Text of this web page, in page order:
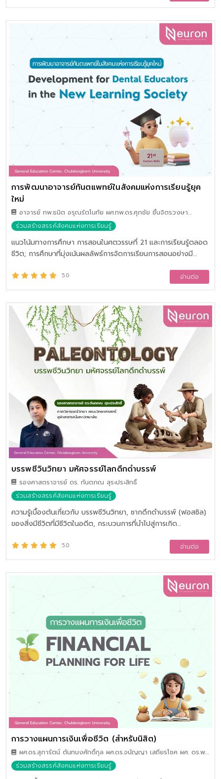
ที่เกี่ยวกับภาวะสุขภาพเด็ก การแปลผลข้อค้นพบเพื่อนำไปสู่การ
พบ ซึ่งเป็นเรื่องละเอียดอ่อนและผู้ปกครองหรือผู้ที่ต้องมีหน้าที่ดูแล
เด็กควรจะรู้ และสามารถนำไปใช้ประโยชน์ได้อย่างถูกต้องและ
การพัฒนาอาจารย์ทันตแพทย์ในสังคมแห่งการเรียนรู้ยุค
ใหม่
อาจารย์ ทพ.ธนิต อรุณรัตโนทัย ผศ.ทพ.ดร.ศุภชัย ชื่นจิตรวงษา
รศ.ดร.อติวงศ์ สุชาโต รศ.ทพญ.ดร.อัญชลี วัชรักษะ รศ.ทพญ.ดร.เก
ศกาญจน์ เกศวยุธ ผศ.พญ.ดร.ปองทอง ปูรานิธี รศ.พญ.นันทนา ศิริ
ทรัพย์ ผศ.ทพญ.เจนจิรา ถิระวัฒน์ นพ.สมรักษ์ สันติเบ็ญจกุล คุณอุบล
สาธิตะกร
ร่วมสร้างสรรค์สังคมแห่งการเรียนรู้
แนวโน้มทางการศึกษา การสอนในศตวรรษที่ 21 และการเรียนรู้ตลอด
ชีวิต; การศึกษาที่มุ่งเน้นผลลัพธ์การจัดการเรียนการสอนอย่างมี
ปฏิบัติ; การสอนแบบกลุ่มใหญ่และกลุ่มย่อย; การสอนทักษะปฏิบัติ;
การสอนทางคลินิก, การสะท้อนคิด, การตั้งคำถาม และการให้ข้อมูล
ในหลักสูตรการศึกษาวิชาชีพด้านสุขภาพ; การประเมินผลในมิติต่าง ๆ
ทางการศึกษา; การกำหนดมาตรฐานและการให้เกรด; ระบบการจัดการ
การเรียนรู้เพื่อการสอนและการเรียนรู้; บทบาท จิตวิญญาณ และ
จริยธรรมของความเป็นครู; กรอบมาตรฐานวิชาชีพและการพัฒนา
วิชาชีพ; ภาวะหมดไฟและการแก้ปัญหา; ช่องว่างระหว่างวัย มุมมอง
ของการอยู่ร่วมกัน
5.0 อ่านต่อ
บรรพชีวินวิทยา มหัศจรรย์โลกดึกดำบรรพ์
รองศาสตราจารย์ ดร. กันตภณ สุระประสิทธิ์
ร่วมสร้างสรรค์สังคมแห่งการเรียนรู้
ความรู้เบื้องต้นเกี่ยวกับ บรรพชีวินวิทยา, ซากดึกดำบรรพ์ (ฟอสซิล)
ของสิ่งมีชีวิตที่มีชีวิตในอดีต, กระบวนการที่นำไปสู่การเกิด
ดึกดำบรรพ์ , ปัจจัยที่ส่งผลให้ซากดึกดำบรรพ์มีการอนุรักษ์ไว้อย่างดี
ในแร่ธาตุต่าง ๆ ที่พบในธรรมชาติ, ประวัติศาสตร์การค้นพบ
ตั้งแต่การค้นพบครั้งแรกของซากดึกดำบรรพ์ที่สำคัญในโลก, การ
พัฒนาเครื่องมือและเทคนิคทางวิทยาศาสตร์ที่ใช้ในการศึกษาและ
ศาสตร์บรรพชีวินวิทยาทั้งในประเทศไทยและต่างประเทศ, ประโยชน์
ของงานบรรพชีวินวิทยาและการใช้สิ่งมีชีวิตในอดีตเพื่อศึกษาการ
เปลี่ยนแปลงสภาพแวดล้อมและภูมิอากาศในปัจจุบัน และอนุรักษ์สัตว์
ป่าในอนาคต
5.0 อ่านต่อ
การวางแผนการเงินเพื่อชีวิต (สำหรับนิสิต)
ผศ.ดร.สุภารัตน์ ตันทนงศักดิ์กุล ผศ.ดร.จนัญญา เสถียรโชค ผศ. ดร.พร
พิชยา กุวลัยรัตน์
ร่วมสร้างสรรค์สังคมแห่งการเรียนรู้